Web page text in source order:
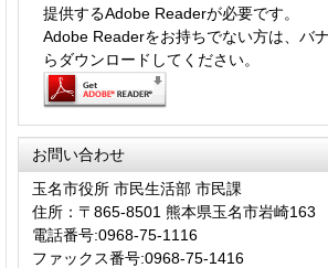
提供するAdobe Readerが必要です。
Adobe Readerをお持ちでない方は、バ
らダウンロードしてください。
お問い合わせ
玉名市役所 市民生活部 市民課
住所：〒865-8501 熊本県玉名市岩崎163
電話番号:0968-75-1116
ファックス番号:0968-75-1416